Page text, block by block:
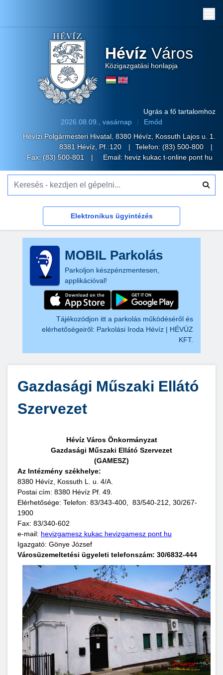
Hévíz Város
Közigazgatási honlapja
Ugrás a fő tartalomhoz
2026.08.09., vasárnap
Emőd
Hévízi Polgármesteri Hivatal, 8380 Hévíz, Kossuth Lajos u. 1.
8381 Hévíz, Pf.:120
Telefon: (83) 500-800
Fax: (83) 500-801
Email: heviz kukac t-online pont hu
Elektronikus ügyintézés
MOBIL Parkolás
Parkoljon készpénzmentesen,
applikációval!
Tájékozódjon itt a parkolás működéséről és
elérhetőségeiről: Parkolási Iroda Hévíz | HÉVÜZ
KFT.
Gazdasági Műszaki Ellátó
Szervezet
Hévíz Város Önkormányzat
Gazdasági Műszaki Ellátó Szervezet
(GAMESZ)
Az Intézmény székhelye:
8380 Hévíz, Kossuth L. u. 4/A.
Postai cím: 8380 Hévíz Pf. 49.
Elérhetősége: Telefon: 83/343-400, 83/540-212, 30/267-
1900
Fax: 83/340-602
e-mail: hevizgamesz kukac hevizgamesz pont hu
Igazgató: Gönye József
Városüzemeltetési ügyeleti telefonszám: 30/6832-444